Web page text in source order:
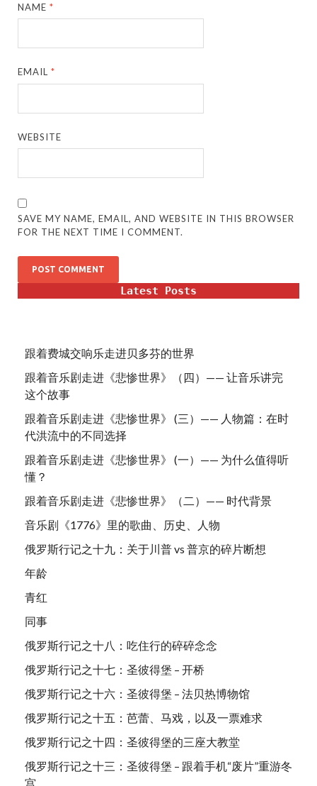
NAME*
EMAIL*
WEBSITE
SAVE MY NAME, EMAIL, AND WEBSITE IN THIS BROWSER
FOR THE NEXT TIME I COMMENT.
Latest Posts
跟着费城交响乐走进贝多芬的世界
跟着音乐剧走进《悲惨世界》（四）—— 让音乐讲完
这个故事
跟着音乐剧走进《悲惨世界》 (三）—— 人物篇：在时
代洪流中的不同选择
跟着音乐剧走进《悲惨世界》 (一）—— 为什么值得听
懂？
跟着音乐剧走进《悲惨世界》（二）—— 时代背景
音乐剧《1776》里的歌曲、历史、人物
俄罗斯行记之十九：关于川普 vs 普京的碎片断想
年龄
青红
同事
俄罗斯行记之十八：吃住行的碎碎念念
俄罗斯行记之十七：圣彼得堡 – 开桥
俄罗斯行记之十六：圣彼得堡 – 法贝热博物馆
俄罗斯行记之十五：芭蕾、马戏，以及一票难求
俄罗斯行记之十四：圣彼得堡的三座大教堂
俄罗斯行记之十三：圣彼得堡 – 跟着手机“废片”重游冬
宫